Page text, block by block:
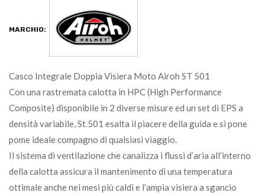
MARCHIO:
Casco Integrale Doppia Visiera Moto Airoh ST 501
Con una rastremata calotta in HPC (High Performance
Composite) disponibile in 2 diverse misure ed un set di EPS a
densità variabile, St.501 esalta il piacere della guida e si pone
pome ideale compagno di qualsiasi viaggio.
Il sistema di ventilazione che canalizza i flussi d’aria all’interno
della calotta assicura il mantenimento di una temperatura
ottimale anche nei mesi più caldi e l’ampia visiera a sgancio